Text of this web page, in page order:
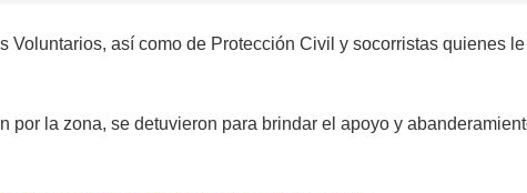
Voluntarios, así como de Protección Civil y socorristas quienes
por la zona, se detuvieron para brindar el apoyo y